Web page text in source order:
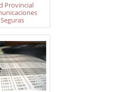
Provincial
Seguras